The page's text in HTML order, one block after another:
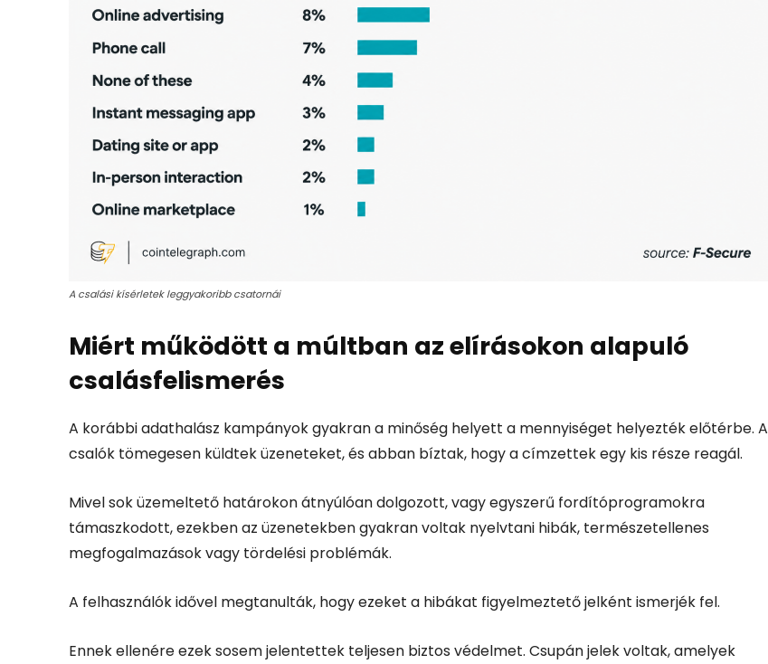
A csalási kísérletek leggyakoribb csatornái
Miért működött a múltban az elírásokon alapuló
csalásfelismerés
A korábbi adathalász kampányok gyakran a minőség helyett a mennyiséget helyezték előtérbe. A
csalók tömegesen küldtek üzeneteket, és abban bíztak, hogy a címzettek egy kis része reagál.
Mivel sok üzemeltető határokon átnyúlóan dolgozott, vagy egyszerű fordítóprogramokra
támaszkodott, ezekben az üzenetekben gyakran voltak nyelvtani hibák, természetellenes
megfogalmazások vagy tördelési problémák.
A felhasználók idővel megtanulták, hogy ezeket a hibákat figyelmeztető jelként ismerjék fel.
Ennek ellenére ezek sosem jelentettek teljesen biztos védelmet. Csupán jelek voltak, amelyek